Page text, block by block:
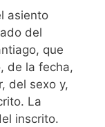
asiento
del
que
de la fecha,
del sexo y,
La
inscrito.